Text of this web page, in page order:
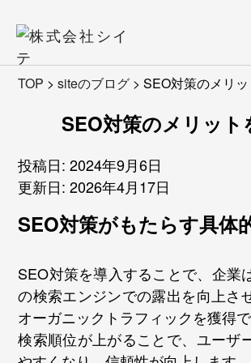
TOP >siteのブログ >SEO対策のメリ
SEO対策のメリット
投稿日: 2024年9月6日
更新日: 2026年4月17日
SEO対策がもたらす具体
SEO対策を導入することで、企業
の検索エンジンでの露出を向上さ
オーガニックトラフィックを獲得で
検索順位が上がることで、ユーザ